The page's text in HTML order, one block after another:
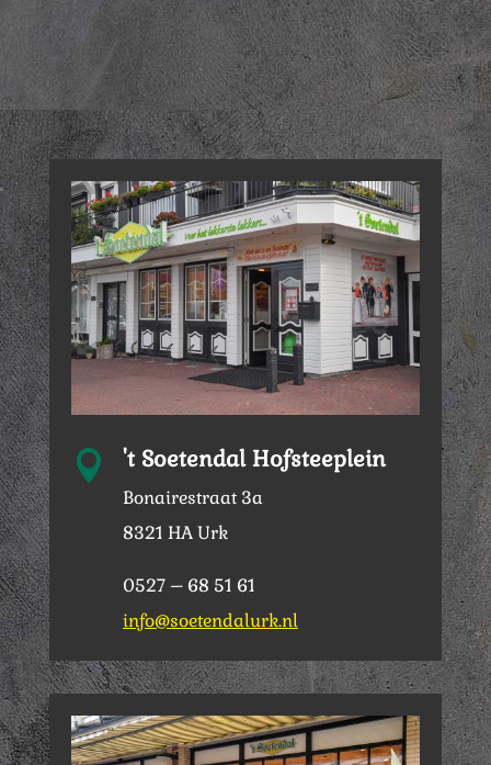
 't Soetendal Hofsteeplein
Bonairestraat 3a
8321 HA Urk
0527 – 68 51 61
info@soetendalurk.nl